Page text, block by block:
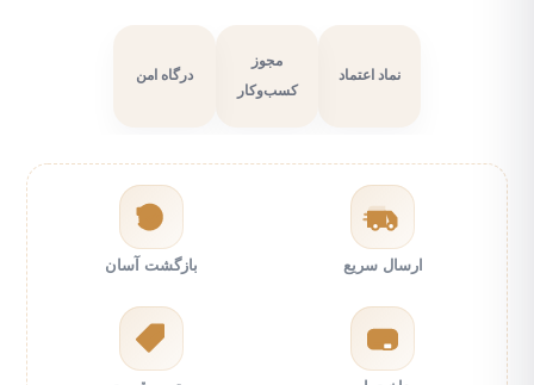
نماد اعتماد
مجوز
کسب‌وکار
درگاه امن
ارسال سریع بازگشت آسان